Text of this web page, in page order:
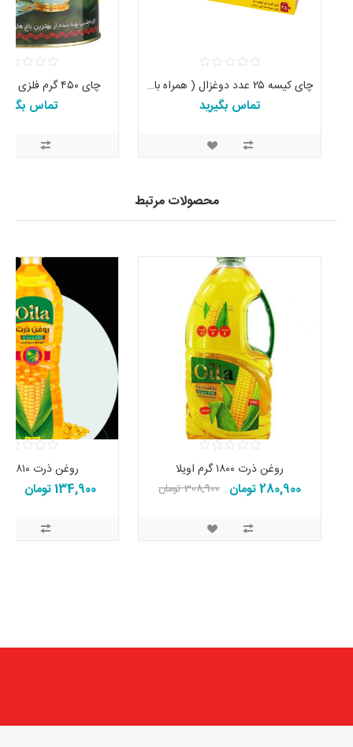
چای کیسه ۲۵ عدد دوغزال ( همراه با کارت قرعه کشی )
تماس بگیرید
چای ۴۵۰ گرم فلزی مجلسی جهان
تماس
محصولات مرتبط
روغن ذرت ۱۸۰۰ گرم اویلا
280,900 تومان 308,900 تومان
روغن ذرت ۸۱۰ گرم اویلا
134,900 تومان